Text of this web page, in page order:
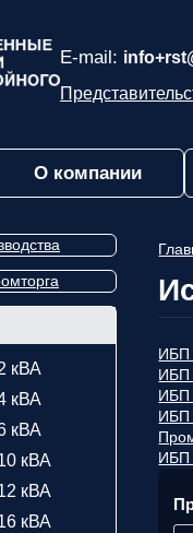
E-mail:
О компании
кВА
кВА
кВА
кВА
кВА
кВА
ИБП
ИБП
ИБП
ИБП
ИБП